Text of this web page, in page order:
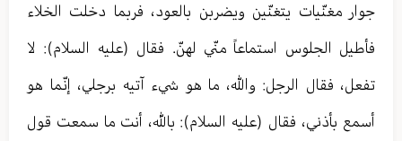
جوار مغنّيات يتغنّين ويضربن بالعود، فربما دخلت الخلاء
فأطيل الجلوس استماعاً منّي لهنّ. فقال (عليه السلام): لا
تفعل، فقال الرجل: والله، ما هو شيء آتيه برجلي، إنّما هو
أسمع بأذني، فقال (عليه السلام): بالله، أنت ما سمعت قول